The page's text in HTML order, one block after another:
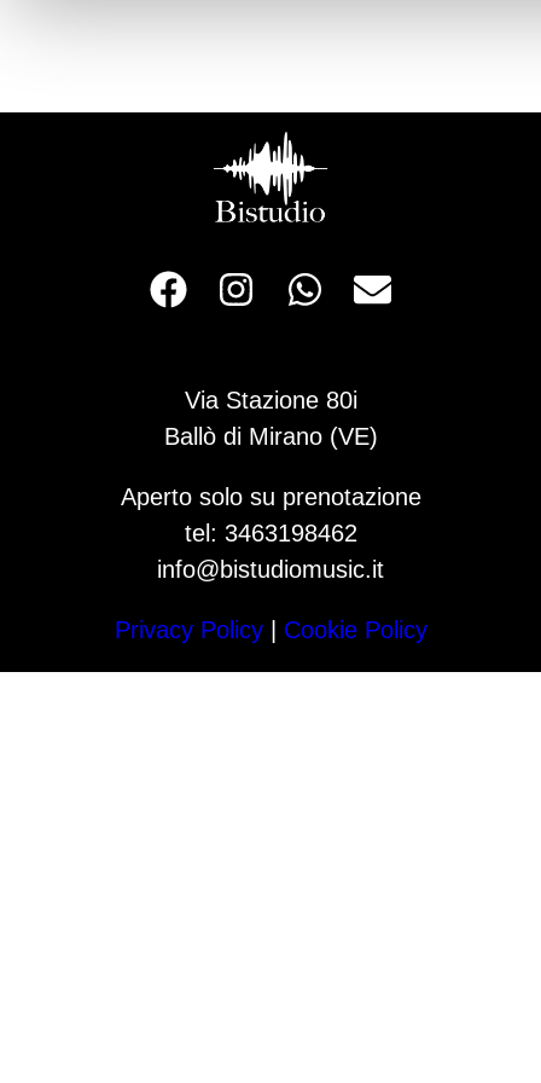
Via Stazione 80i
Ballò di Mirano (VE)
Aperto solo su prenotazione
tel: 3463198462
info@bistudiomusic.it
Privacy Policy| Cookie Policy